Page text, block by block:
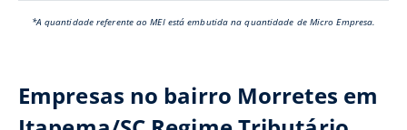
*A quantidade referente ao MEI está embutida na quantidade de Micro Empresa.
Empresas no bairro Morretes em